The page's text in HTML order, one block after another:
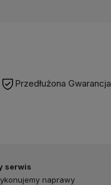
Przedłużona Gwarancja
serwis
naprawy